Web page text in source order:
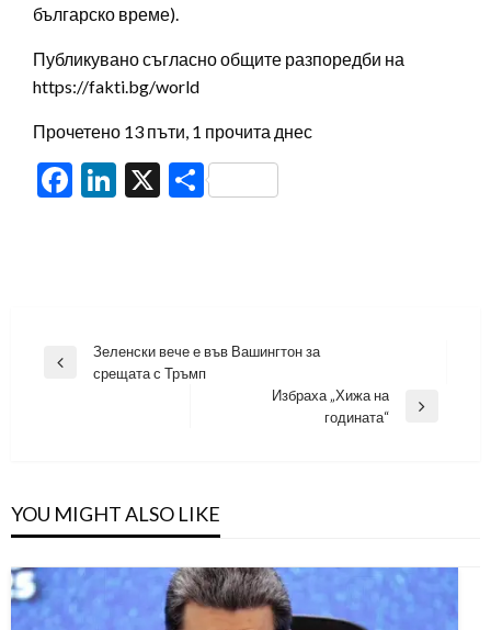
българско време).
Публикувано съгласно общите разпоредби на
https://fakti.bg/world
Прочетено 13 пъти, 1 прочита днес
Facebook
LinkedIn
X Share
Навигация
Previous
Зеленски вече е във Вашингтон за
срещата с Тръмп
Избраха „Хижа на
годината“
YOU MIGHT ALSO LIKE